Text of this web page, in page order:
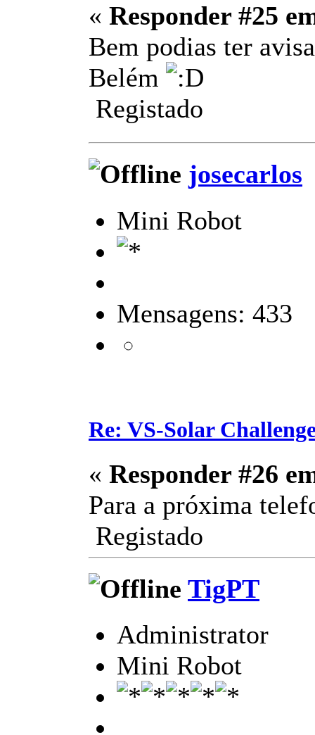
« Responder #25
Bem podias ter
Belém
Registado
josecarlos
Mini Robot
Mensagens: 433
Re: VS-Solar
« Responder #26
Para a próxima
Registado
TigPT
Administrator
Mini Robot